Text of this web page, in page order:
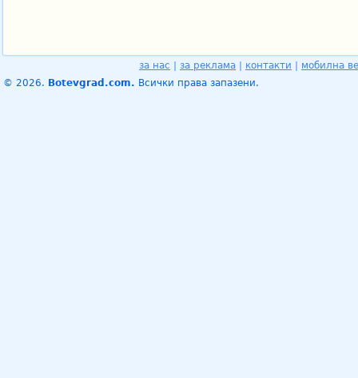
за нас за реклама контакти
мобилна
© 2026. Botevgrad.com. Всички права запазени.